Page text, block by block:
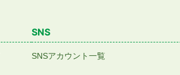
SNS
SNSアカウント一覧